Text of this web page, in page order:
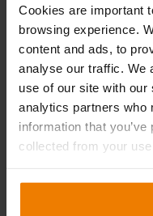
Cookies are important
browsing experience.
content and ads, to
analyse our traffic. We
use of our site with our
analytics partners who
information that
collected from your
Jakobsen: “onze
gigantisch gestegen.
92%, terwijl onze
gebleven. Ons doel is
Slim4 bestel je
systeem signaleert
uit de voorraad dreigt
dan verwacht. We
er voorheen pas